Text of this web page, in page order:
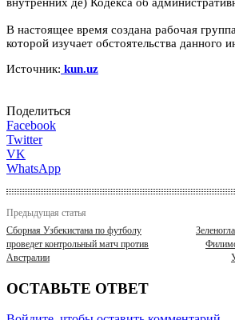
В настоящее время создана рабочая
которой изучает обстоятельства данного
Источник: kun.uz
Поделиться
Facebook
Twitter
VK
WhatsApp
Предыдущая статья
Сборная Узбекистана по футболу
проведет контрольный матч против
Австралии
ОСТАВЬТЕ ОТВЕТ